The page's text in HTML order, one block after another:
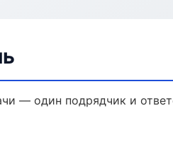
— один подрядчик и